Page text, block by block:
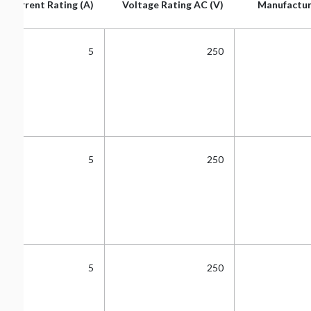
Voltage Rating AC (V)
Current Rating (A) Voltage Rating AC (V)
Current Rating (A)
250
5
250
5
250
5